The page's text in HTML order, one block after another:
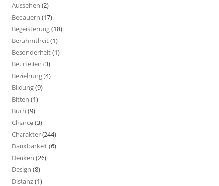
Aussehen (2)
Bedauern (17)
Begeisterung(18)
Berühmtheit(1)
Besonderheit(1)
Beurteilen (3)
Beziehung(4)
Bildung(9)
Bitten (1)
Buch (9)
Chance(3)
Charakter(244)
Dankbarkeit(6)
Denken (26)
Design (8)
Distanz(1)